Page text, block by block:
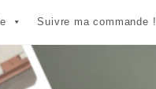
Suivre ma commande !